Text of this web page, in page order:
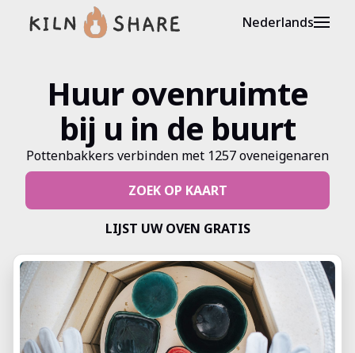
Nederlands
Huur ovenruimte
bij u in de buurt
Pottenbakkers verbinden met 1257oveneigenaren
ZOEK OP KAART
LIJST UW OVEN GRATIS